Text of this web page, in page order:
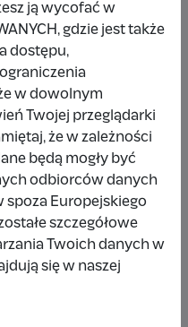
7 miesięcy temu
rok temu
rok temu
ją wycofać w
gdzie jest także
dostępu,
w dowolnym
Twojej przeglądarki
że w zależności
będą mogły być
odbiorców danych
spoza Europejskiego
szczegółowe
Twoich danych w
się w naszej